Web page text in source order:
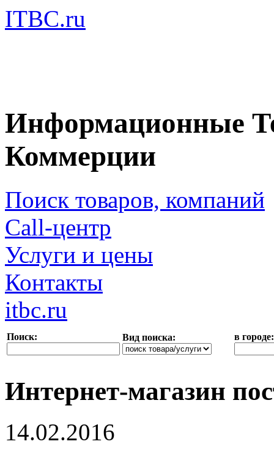
ITBC.ru
Информационные
Коммерции
Поиск товаров, компаний
Call-центр
Услуги и цены
Контакты
itbc.ru
Поиск: Вид поиска: в городе:
Интернет-магазин
14.02.2016